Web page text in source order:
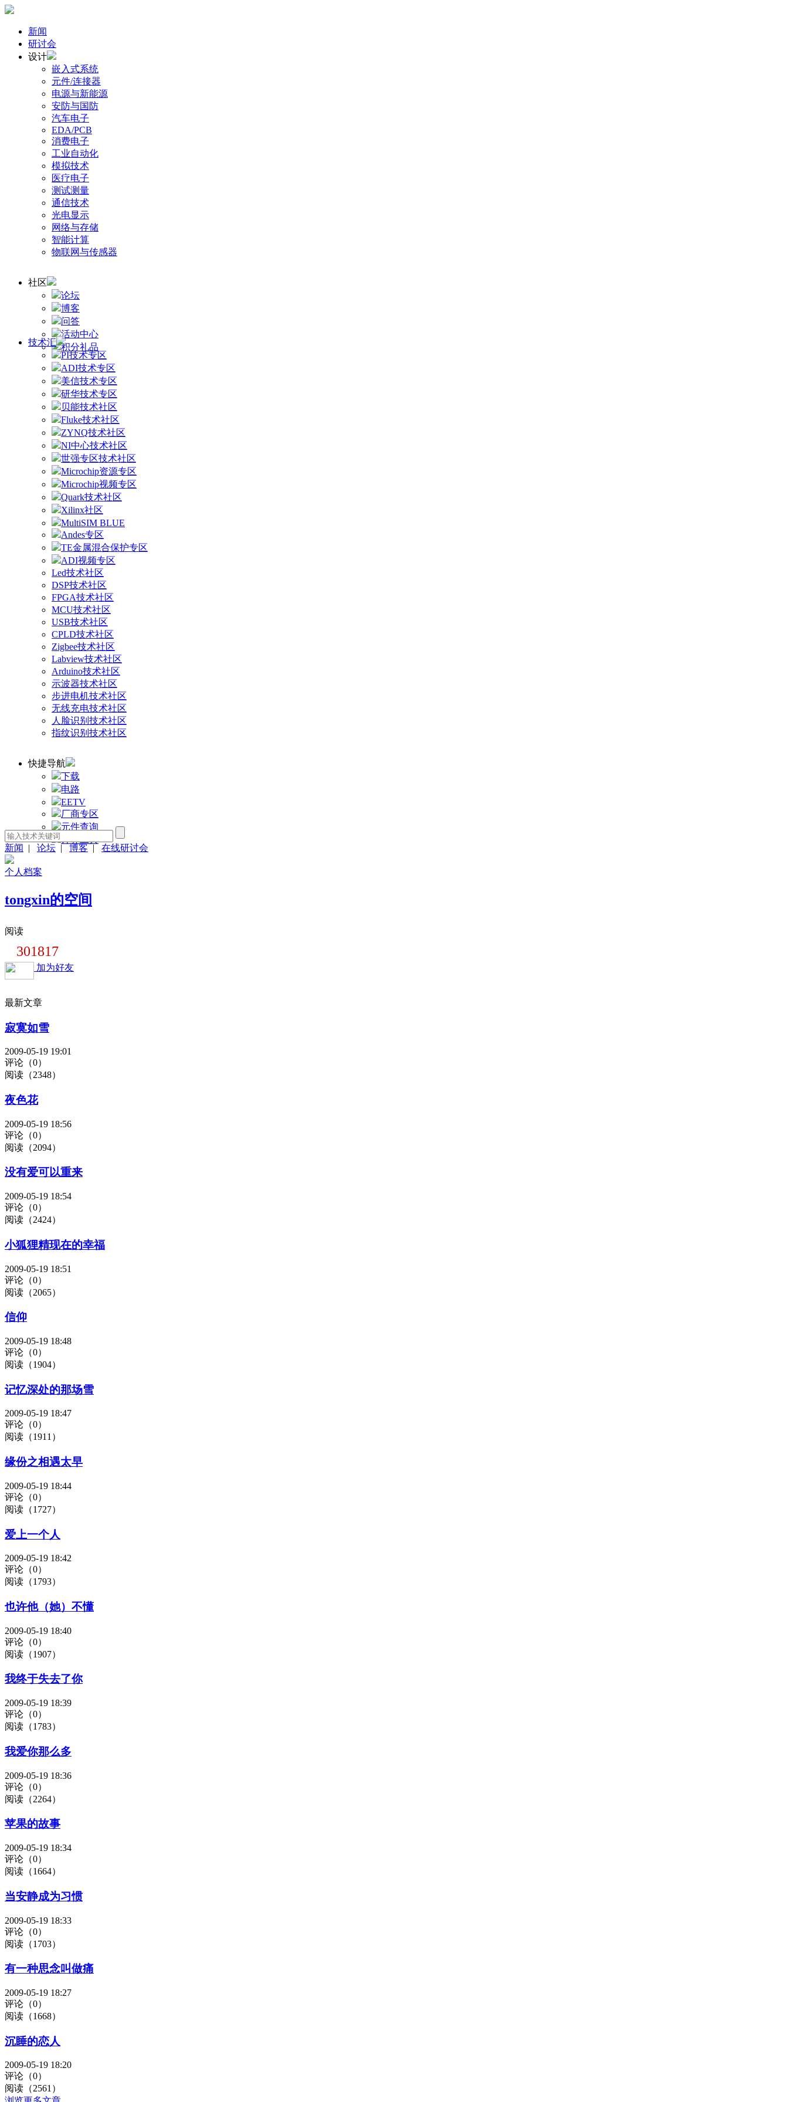
新闻
研讨会
设计
嵌入式系统
元件/连接器
电源与新能源
安防与国防
汽车电子
EDA/PCB
消费电子
工业自动化
模拟技术
医疗电子
测试测量
通信技术
光电显示
网络与存储
智能计算
物联网与传感器
社区
论坛
博客
问答
活动中心
积分礼品
技术汇
PI技术专区
ADI技术专区
美信技术专区
研华技术专区
贝能技术社区
Fluke技术社区
ZYNQ技术社区
NI中心技术社区
世强专区技术社区
Microchip资源专区
Microchip视频专区
Quark技术社区
Xilinx社区
MultiSIM BLUE
Andes专区
TE金属混合保护专区
ADI视频专区
Led技术社区
DSP技术社区
FPGA技术社区
MCU技术社区
USB技术社区
CPLD技术社区
Zigbee技术社区
Labview技术社区
Arduino技术社区
示波器技术社区
步进电机技术社区
无线充电技术社区
人脸识别技术社区
指纹识别技术社区
快捷导航
下载
电路
EETV
厂商专区
元件查询
计算工具
新闻
| 论坛 | 博客 | 在线研讨会
个人档案
tongxin的空间
阅读
301817
加为好友
最新文章
寂寞如雪
2009-05-19 19:01
评论（0）
阅读（2348）
夜色花
2009-05-19 18:56
评论（0）
阅读（2094）
没有爱可以重来
2009-05-19 18:54
评论（0）
阅读（2424）
小狐狸精现在的幸福
2009-05-19 18:51
评论（0）
阅读（2065）
信仰
2009-05-19 18:48
评论（0）
阅读（1904）
记忆深处的那场雪
2009-05-19 18:47
评论（0）
阅读（1911）
缘份之相遇太早
2009-05-19 18:44
评论（0）
阅读（1727）
爱上一个人
2009-05-19 18:42
评论（0）
阅读（1793）
也许他（她）不懂
2009-05-19 18:40
评论（0）
阅读（1907）
我终于失去了你
2009-05-19 18:39
评论（0）
阅读（1783）
我爱你那么多
2009-05-19 18:36
评论（0）
阅读（2264）
苹果的故事
2009-05-19 18:34
评论（0）
阅读（1664）
当安静成为习惯
2009-05-19 18:33
评论（0）
阅读（1703）
有一种思念叫做痛
2009-05-19 18:27
评论（0）
阅读（1668）
沉睡的恋人
2009-05-19 18:20
评论（0）
阅读（2561）